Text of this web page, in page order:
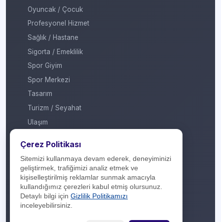
Oyuncak / Çocuk
Profesyonel Hizmet
Sağlık / Hastane
Sigorta / Emeklilik
Spor Giyim
Spor Merkezi
Tasarım
Turizm / Seyahat
Ulaşım
Yurt Dışı / Duty Free
Hakkımızda
İletişim
Çerez Politikası
Sitemizi kullanmaya devam ederek, deneyiminizi
geliştirmek, trafiğimizi analiz etmek ve
kişiselleştirilmiş reklamlar sunmak amacıyla
kullandığımız çerezleri kabul etmiş olursunuz.
Detaylı bilgi için Gizlilik Politikamızı
inceleyebilirsiniz.